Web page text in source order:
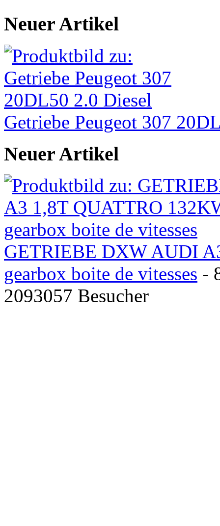
Neuer Artikel
Getriebe Peugeot 307
Neuer Artikel
GETRIEBE DXW AUDI
gearbox boite de vitesses -
2093057 Besucher